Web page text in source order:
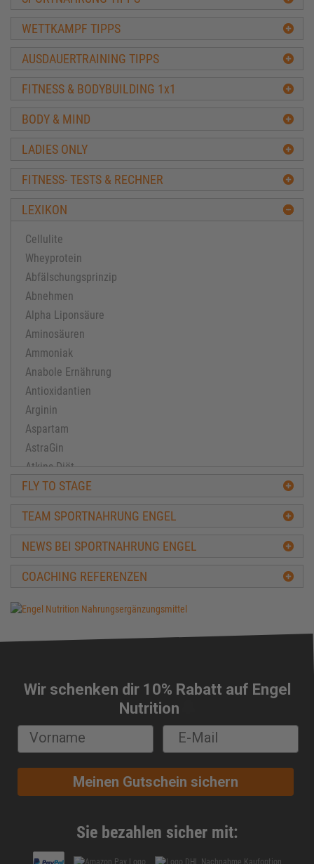
WETTKAMPF TIPPS
AUSDAUERTRAINING TIPPS
FITNESS & BODYBUILDING 1x1
BODY & MIND
LADIES ONLY
FITNESS- TESTS & RECHNER
LEXIKON
Cellulite
Wheyprotein
Abfälschungsprinzip
Abnehmen
Alpha Liponsäure
Aminosäuren
Ammoniak
Anabole Ernährung
Antioxidantien
Arginin
Aspartam
AstraGin
Atkins Diät
Ausdauertraining
Bacillus subtilis
Ballaststoffe
Beta-Alanin
Carbs
Carnitin
Cholesterin
Chrom
Cluster Dextrin®
Conjugierte Linolsäure (CLA)
FLY TO STAGE
TEAM SPORTNAHRUNG ENGEL
NEWS BEI SPORTNAHRUNG ENGEL
COACHING REFERENZEN
Wir schenken dir 10% Rabatt auf Engel
Nutrition
Meinen Gutschein sichern
Sie bezahlen sicher mit: